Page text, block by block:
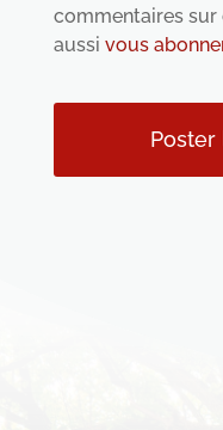
commentaires sur
aussi vous